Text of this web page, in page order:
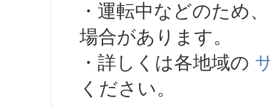
・運転中などのため
場合があります。
・詳しくは各地域の
ください。